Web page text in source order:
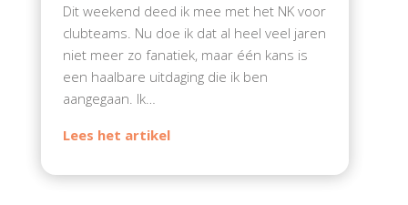
Dit weekend deed ik mee met het NK voor
clubteams. Nu doe ik dat al heel veel jaren
niet meer zo fanatiek, maar één kans is
een haalbare uitdaging die ik ben
aangegaan. Ik…